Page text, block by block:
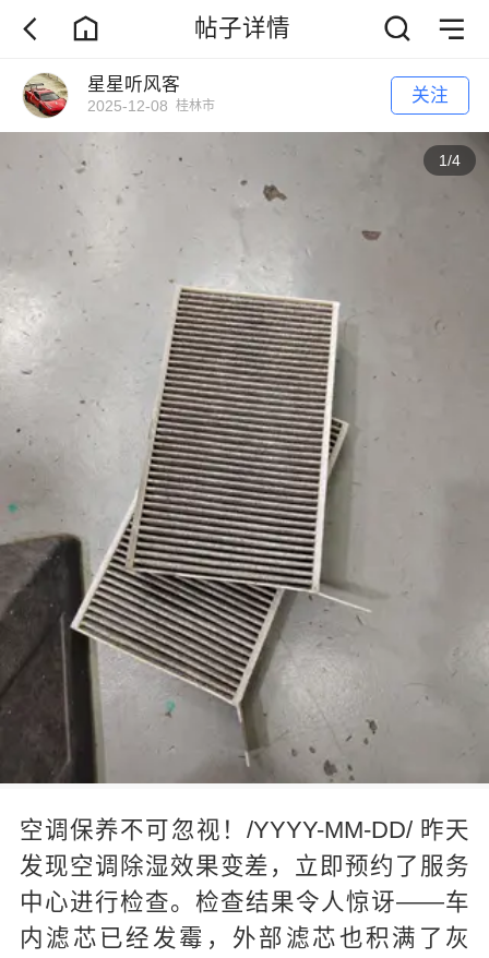
帖子详情
星星听风客
2025-12-08 桂林市 关注
1/4
空调保养不可忽视！/YYYY-MM-DD/ 昨天
发现空调除湿效果变差，立即预约了服务
中心进行检查。检查结果令人惊讶——车
内滤芯已经发霉，外部滤芯也积满了灰